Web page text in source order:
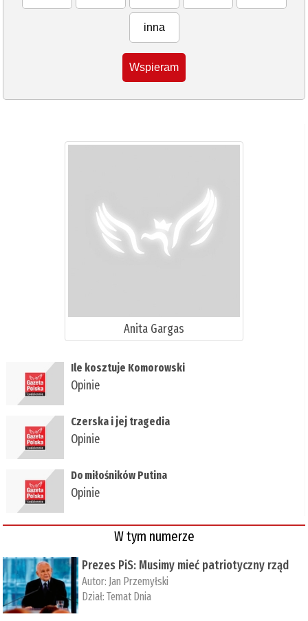
inna
Wspieram
Anita Gargas
Ile kosztuje Komorowski
Opinie
Czerska i jej tragedia
Opinie
Do miłośników Putina
Opinie
W tym numerze
Prezes PiS: Musimy mieć patriotyczny rząd
Autor: Jan Przemyłski
Dział:Temat Dnia